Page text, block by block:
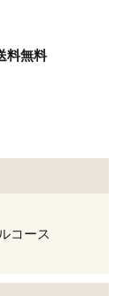
料無料
コース